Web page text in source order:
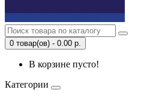
0 товар(ов) - 0.00 р.
В корзине пусто!
Категории